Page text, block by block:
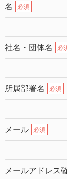
名 必須
社名・団体名 必
所属部署名 必須
メール 必須
メールアドレス